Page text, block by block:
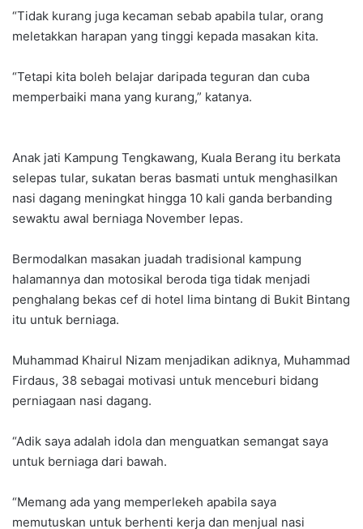
“Tidak kurang juga kecaman sebab apabila tular, orang
meletakkan harapan yang tinggi kepada masakan kita.
“Tetapi kita boleh belajar daripada teguran dan cuba
memperbaiki mana yang kurang,” katanya.
Anak jati Kampung Tengkawang, Kuala Berang itu berkata
selepas tular, sukatan beras basmati untuk menghasilkan
nasi dagang meningkat hingga 10 kali ganda berbanding
sewaktu awal berniaga November lepas.
Bermodalkan masakan juadah tradisional kampung
halamannya dan motosikal beroda tiga tidak menjadi
penghalang bekas cef di hotel lima bintang di Bukit Bintang
itu untuk berniaga.
Muhammad Khairul Nizam menjadikan adiknya, Muhammad
Firdaus, 38 sebagai motivasi untuk menceburi bidang
perniagaan nasi dagang.
“Adik saya adalah idola dan menguatkan semangat saya
untuk berniaga dari bawah.
“Memang ada yang memperlekeh apabila saya
memutuskan untuk berhenti kerja dan menjual nasi